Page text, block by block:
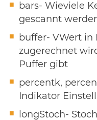
bars- Wieviele
gescannt
buffer- VWert in
zugerechnet
Puffer gibt
percentk,
Indikator
longStoch-